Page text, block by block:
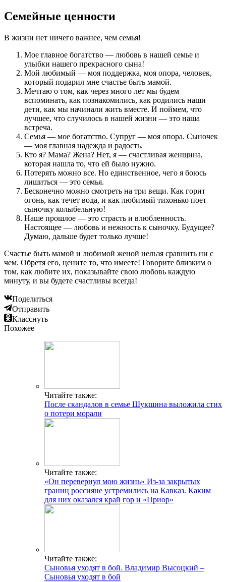
Семейные ценности
В жизни нет ничего важнее, чем семья!
Мое главное богатство — любовь в нашей семье и
улыбки нашего прекрасного сына!
Мой любимый — моя поддержка, моя опора, человек,
который подарил мне счастье быть мамой.
Мечтаю о том, как через много лет мы будем
вспоминать, как познакомились, как родились наши
дети, как мы начинали жить вместе. И поймем, что
лучшее, что случилось в нашей жизни — это наша
встреча.
Семья — мое богатство. Супруг — моя опора. Сыночек
— моя главная надежда и радость.
Кто я? Мама? Жена? Нет, я — счастливая женщина,
которая нашла то, что ей было нужно.
Потерять можно все. Но единственное, чего я боюсь
лишиться — это семья.
Бесконечно можно смотреть на три вещи. Как горит
огонь, как течет вода, и как любимый тихонько поет
сыночку колыбельную!
Наше прошлое — это страсть и влюбленность.
Настоящее — любовь и нежность к сыночку. Будущее?
Думаю, дальше будет только лучше!
Счастье быть мамой и любимой женой нельзя сравнить ни с
чем. Обретя его, цените то, что имеете! Говорите близким о
том, как любите их, показывайте свою любовь каждую
минуту, и вы будете счастливы всегда!
Поделиться
Отправить
Класснуть
Похожее
Читайте также:
После скандалов в семье Шукшина выложила стих
о потери морали
Читайте также:
«Он перевернул мою жизнь» Из-за закрытых
границ россияне устремились на Кавказ. Каким
для них оказался край гор и «Приор»
Читайте также:
Сыновья уходят в бой. Владимир Высоцкий –
Сыновья уходят в бой